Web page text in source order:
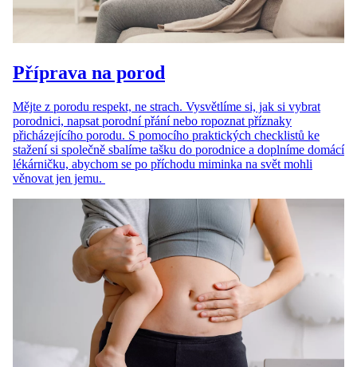
Příprava na porod
Mějte z porodu respekt, ne strach. Vysvětlíme si, jak si vybrat
porodnici, napsat porodní přání nebo ropoznat příznaky
přicházejícího porodu. S pomocího praktických checklistů ke
stažení si společně sbalíme tašku do porodnice a doplníme domácí
lékárničku, abychom se po příchodu miminka na svět mohli
věnovat jen jemu.